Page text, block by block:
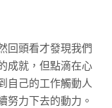
回頭看才發現我們
成就，但點滴在心
自己的工作觸動人
努力下去的動力。